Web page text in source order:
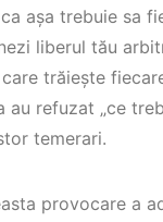
ca așa trebuie sa
liberul tău
trăiește
au refuzat „ce
temerari.
provocare a